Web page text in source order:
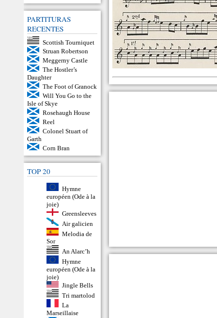
PARTITURAS
RECENTES
Scottish Tourniquet
Struan Robertson
Meggerny Castle
The Hostler’s
Daughter
The Foot of Granock
Will You Go to the
Isle of Skye
Rosehaugh House
Reel
Colonel Stuart of
Garth
Corn Bran
TOP 20
Hymne
européen (Ode à la
joie)
Greensleeves
Air galicien
Melodia de
Sor
An Alarc’h
Hymne
européen (Ode à la
joie)
Jingle Bells
Tri martolod
La
Marseillaise